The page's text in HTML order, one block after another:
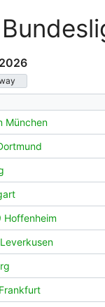
München
Hoffenheim